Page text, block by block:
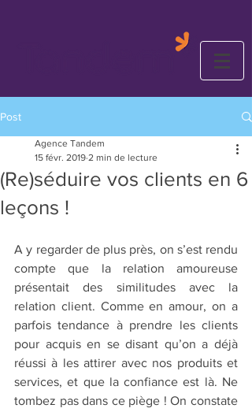
Post
(Re)séduire vos clients en 6
leçons !
Agence Tandem
15 févr. 2019 2 min de lecture
A y regarder de plus près, on s’est rendu
compte que la relation amoureuse
présentait des similitudes avec la
relation client. Comme en amour, on a
parfois tendance à prendre les clients
pour acquis en se disant qu’on a déjà
réussi à les attirer avec nos produits et
services, et que la confiance est là. Ne
tombez pas dans ce piège ! On constate